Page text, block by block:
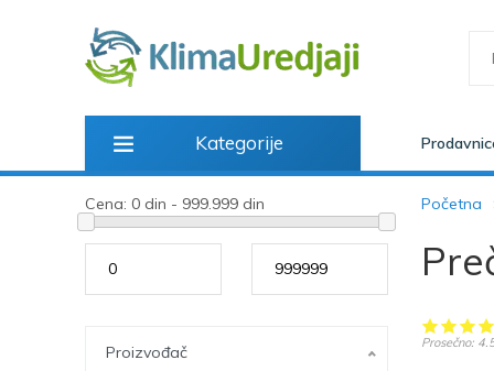
Kategorije
Cena: 0 din - 999.999 din
Proizvođač
Početna
Prosečno: